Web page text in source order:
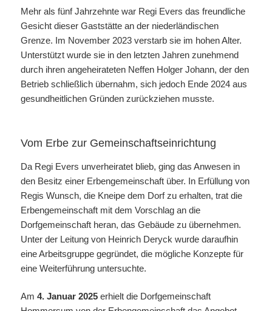
Mehr als fünf Jahrzehnte war Regi Evers das freundliche
Gesicht dieser Gaststätte an der niederländischen
Grenze. Im November 2023 verstarb sie im hohen Alter.
Unterstützt wurde sie in den letzten Jahren zunehmend
durch ihren angeheirateten Neffen Holger Johann, der den
Betrieb schließlich übernahm, sich jedoch Ende 2024 aus
gesundheitlichen Gründen zurückziehen musste.
Vom Erbe zur Gemeinschaftseinrichtung
Da Regi Evers unverheiratet blieb, ging das Anwesen in
den Besitz einer Erbengemeinschaft über. In Erfüllung von
Regis Wunsch, die Kneipe dem Dorf zu erhalten, trat die
Erbengemeinschaft mit dem Vorschlag an die
Dorfgemeinschaft heran, das Gebäude zu übernehmen.
Unter der Leitung von Heinrich Deryck wurde daraufhin
eine Arbeitsgruppe gegründet, die mögliche Konzepte für
eine Weiterführung untersuchte.
Am4. Januar 2025 erhielt die Dorfgemeinschaft